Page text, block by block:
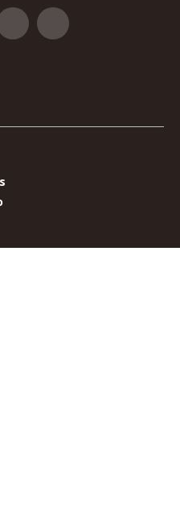
Vimeo